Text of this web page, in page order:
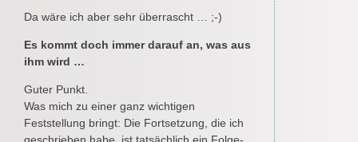
Da wäre ich aber sehr überrascht … ;-)
Es kommt doch immer darauf an, was aus
ihm wird …
Guter Punkt.
Was mich zu einer ganz wichtigen
Feststellung bringt: Die Fortsetzung, die ich
geschrieben habe, ist tatsächlich ein Folge-